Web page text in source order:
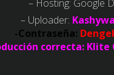
– Hosting: Google
– Uploader:
-Contraseña:
correcta: Klite